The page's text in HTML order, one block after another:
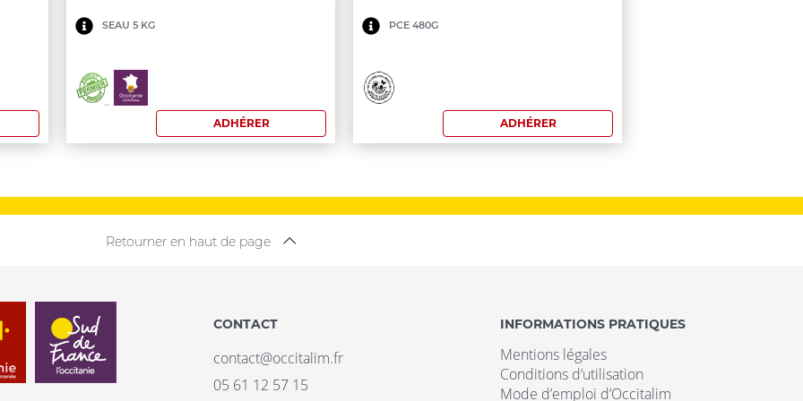
Minimum
commande
du
SEAU 5 KG
ADHÉRER
Minimum
commande:
180
PCE 480G
ADHÉRER
Retourner en haut de page
CONTACT
contact@occitalim.fr
05 61 12 57 15
INFORMATIONS PRATIQUES
Mentions légales
Conditions d’utilisation
Mode d’emploi d’Occitalim